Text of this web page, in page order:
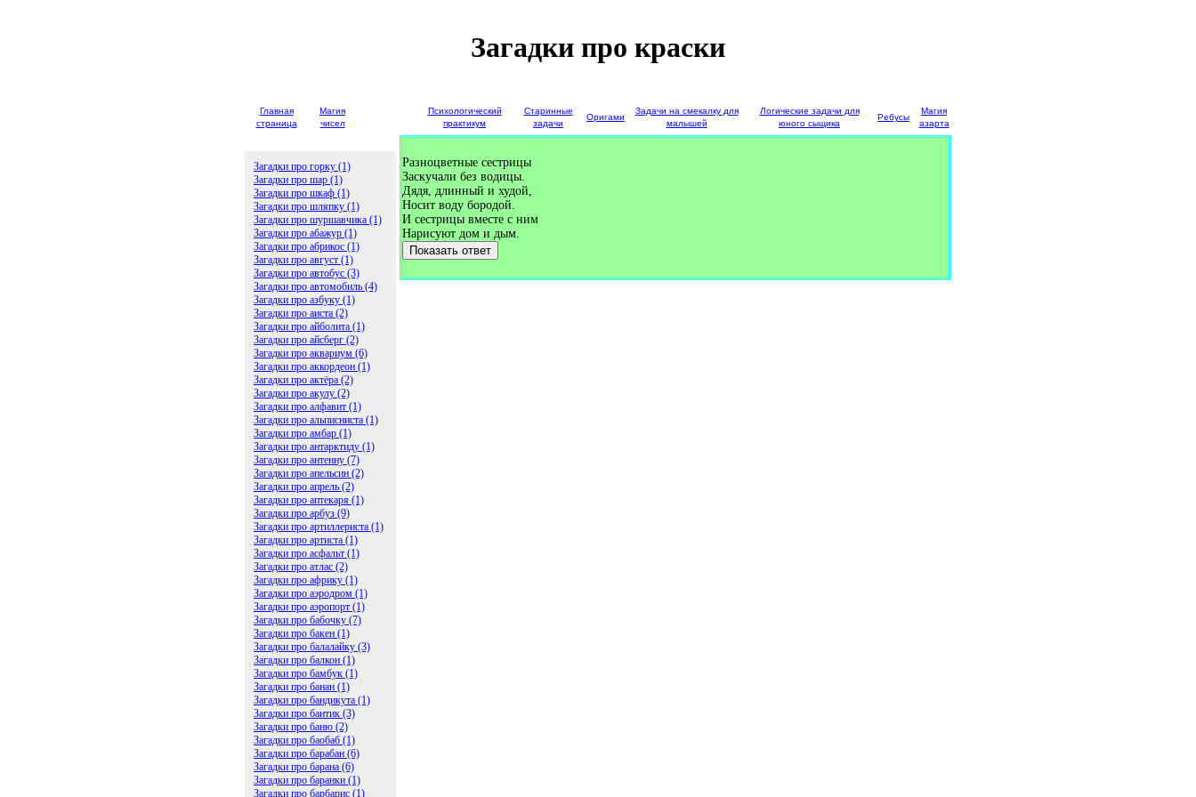
Загадки про краски
Главная
страница
Магия
чисел
Психологический
практикум
Старинные
задачи
Оригами
Задачи на смекалку для
малышей
Логические задачи для
юного сыщика
Ребусы
Магия
азарта
Загадки про горку (1)
Загадки про шар (1)
Загадки про шкаф (1)
Загадки про шляпку (1)
Загадки про шуршавчика (1)
Загадки про абажур (1)
Загадки про абрикос (1)
Загадки про август (1)
Загадки про автобус (3)
Загадки про автомобиль (4)
Загадки про азбуку (1)
Загадки про аиста (2)
Загадки про айболита (1)
Загадки про айсберг (2)
Загадки про аквариум (6)
Загадки про аккордеон (1)
Загадки про актёра (2)
Загадки про акулу (2)
Загадки про алфавит (1)
Загадки про альписниста (1)
Загадки про амбар (1)
Загадки про антарктиду (1)
Загадки про антенну (7)
Загадки про апельсин (2)
Загадки про апрель (2)
Загадки про аптекаря (1)
Загадки про арбуз (9)
Загадки про артиллериста (1)
Загадки про артиста (1)
Загадки про асфальт (1)
Загадки про атлас (2)
Загадки про африку (1)
Загадки про аэродром (1)
Загадки про аэропорт (1)
Загадки про бабочку (7)
Загадки про бакен (1)
Загадки про балалайку (3)
Загадки про балкон (1)
Загадки про бамбук (1)
Загадки про банан (1)
Загадки про бандикута (1)
Загадки про бантик (3)
Загадки про баню (2)
Загадки про баобаб (1)
Загадки про барабан (6)
Загадки про барана (6)
Загадки про баранки (1)
Загадки про барбарис (1)
Разноцветные сестрицы
Заскучали без водицы.
Дядя, длинный и худой,
Носит воду бородой.
И сестрицы вместе с ним
Нарисуют дом и дым.
Показать ответ